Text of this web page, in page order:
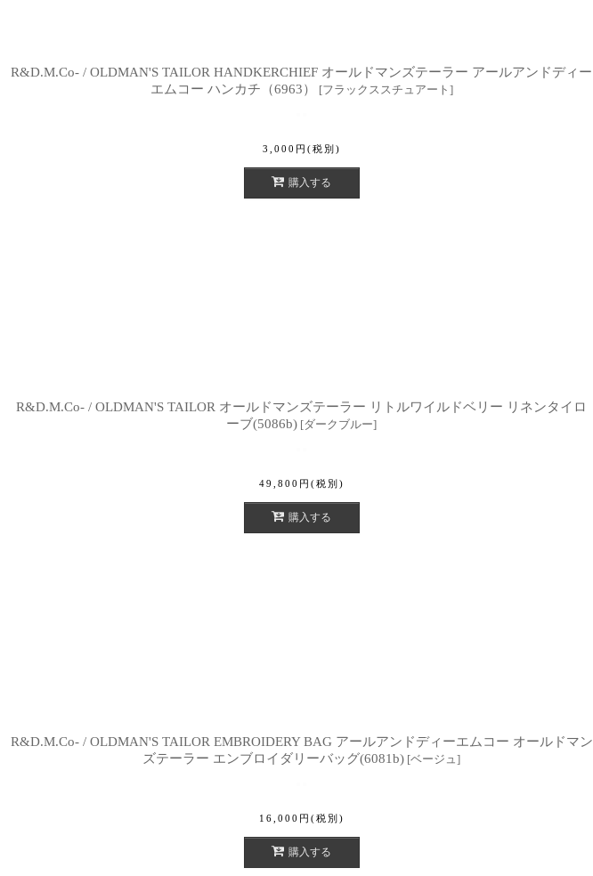
R&D.M.Co- / OLDMAN'S TAILOR HANDKERCHIEF オールドマンズテーラー アールアンドディー
エムコー ハンカチ（6963）
[フラックススチュアート ]
3,000 円 (税別)
購入する
R&D.M.Co- / OLDMAN'S TAILOR オールドマンズテーラー リトルワイルドベリー リネンタイロ
ーブ(5086b) [ダークブルー]
49,800 円 (税別)
購入する
R&D.M.Co- / OLDMAN'S TAILOR EMBROIDERY BAG アールアンドディーエムコー オールドマン
ズテーラー エンブロイダリーバッグ(6081b) [ベージュ ]
16,000 円 (税別)
購入する